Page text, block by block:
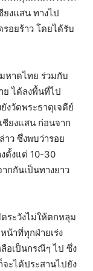
งแสน ทางไป
รอยร้าว โดยได้รับ
หาดไทย ร่วมกับ
ย ได้ลงพื้นที่ไป
งวัดพระธาตุเจดีย์
ชียงแสน ก่อนจาก
าว ซึ่งพบว่ารอย
ตั้งแต่ 10-30
กกันเป็นทางยาว
ระวังไม่ให้ตกหลุม
น้าที่ทุกฝ่ายเร่ง
อเป็นกรณีๆ ไป ซึ่ง
ะได้ประสานไปยัง